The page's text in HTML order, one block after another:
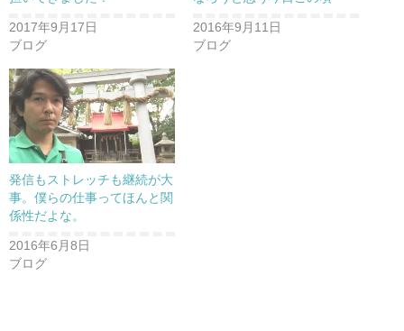
ン
ド
ウ
で
き
ま
す
)
だ
さ
い
し
い
ウ
ィ
ン
ド
ウ
で
開
ま
す
)
2017年9月17日
ブログ
2016年9月11日
ブログ
発信もストレッチも継続が大
事。僕らの仕事ってほんと関
係性だよな。
2016年6月8日
ブログ